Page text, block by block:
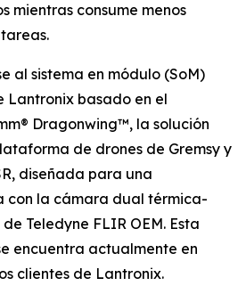
mientras consume menos
al sistema en módulo (SoM)
Lantronix basado en el
Dragonwing™, la solución
de drones de Gremsy y
diseñada para una
con la cámara dual térmica-
Teledyne FLIR OEM. Esta
encuentra actualmente en
clientes de Lantronix.